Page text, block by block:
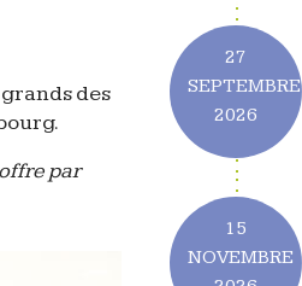
des
par
27
SEPTEMBRE
2026
15
NOVEMBRE